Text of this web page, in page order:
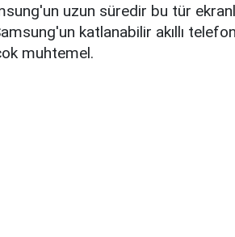
uzun süredir bu tür
katlanabilir akıllı
muhtemel.